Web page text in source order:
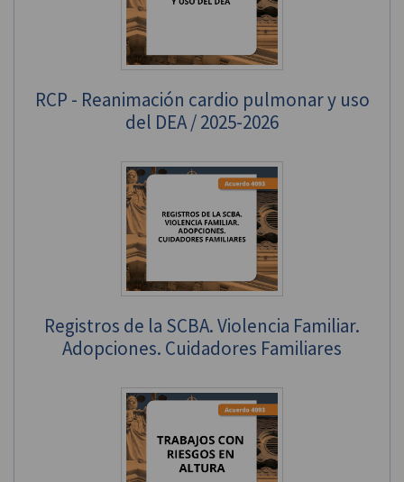
RCP - Reanimación cardio pulmonar y uso
del DEA / 2025-2026
Registros de la SCBA. Violencia Familiar.
Adopciones. Cuidadores Familiares